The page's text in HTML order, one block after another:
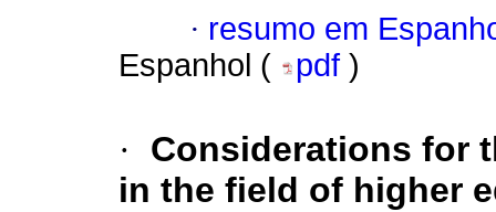
· resumo em
Espanhol (
pdf )
·
Considerations for
in the field of higher